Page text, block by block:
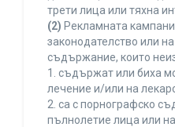
трети лица или тяхна
(2) Рекламната
законодателство или
съдържание, които
1. съдържат или биха
лечение и/или на
2. са с порнографско
пълнолетие лица или